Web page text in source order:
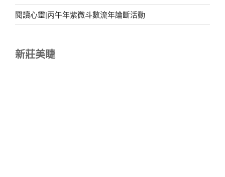
閱讀心靈|丙午年紫微斗數流年論斷活動
新莊美睫